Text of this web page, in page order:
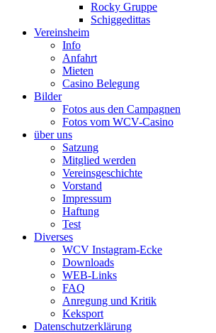
Rocky Gruppe
Schiggedittas
Vereinsheim
Info
Anfahrt
Mieten
Casino Belegung
Bilder
Fotos aus den Campagnen
Fotos vom WCV-Casino
über uns
Satzung
Mitglied werden
Vereinsgeschichte
Vorstand
Impressum
Haftung
Test
Diverses
WCV Instagram-Ecke
Downloads
WEB-Links
FAQ
Anregung und Kritik
Keksport
Datenschutzerklärung